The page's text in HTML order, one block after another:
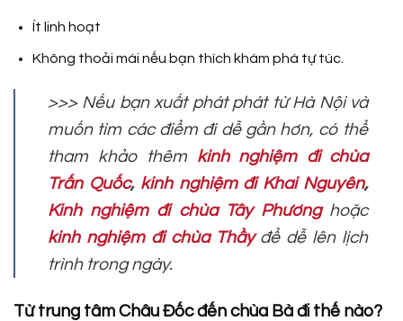
Ít linh hoạt
Không thoải mái nếu bạn thích khám phá tự túc.
>>> Nếu bạn xuất phát phát từ Hà Nội và
muốn tìm các điểm đi dễ gần hơn, có thể
tham khảo thêm kinh nghiệm đi chùa
Trấn Quốc, kinh nghiệm đi Khai Nguyên,
Kinh nghiệm đi chùa Tây Phương hoặc
kinh nghiệm đi chùa Thầyđể dễ lên lịch
trình trong ngày.
Từ trung tâm Châu Đốc đến chùa Bà đi thế nào?